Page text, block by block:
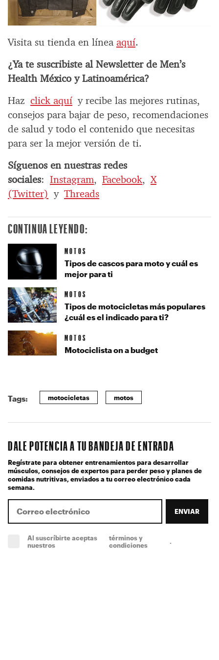
Visita su tienda en línea aquí.
¿Ya te suscribiste al Newsletter de Men’s
Health México y Latinoamérica?
Haz click aquí y recibe las mejores rutinas,
consejos para bajar de peso, recomendaciones
de salud y todo el contenido que necesitas
para ser la mejor versión de ti.
Síguenos en nuestras redes
sociales: Instagram, Facebook,X
(Twitter) y Threads
CONTINUA LEYENDO:
MOTOS
Tipos de cascos para moto y cuál es
mejor para ti
MOTOS
Tipos de motocicletas más populares
¿cuál es el indicado para ti?
MOTOS
Motociclista on a budget
Tags: motocicletas motos
DALE POTENCIA A TU BANDEJA DE ENTRADA
Regístrate para obtener entrenamientos para desarrollar
músculos, consejos de expertos para perder peso y planes de
comidas nutritivas, enviados a tu correo electrónico cada
semana.
ENVIAR
Al suscríbirte aceptas
nuestros
términos y
condiciones
.